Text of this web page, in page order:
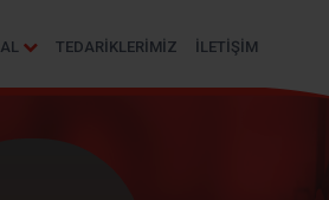
TEDARİKLERİMİZ İLETİŞİM